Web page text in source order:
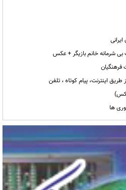
شرمانه خانم بازیگر + عکس
اینترنت، پیام کوتاه ، تلفن
ها